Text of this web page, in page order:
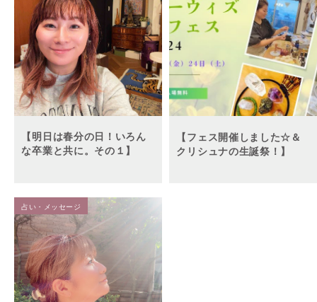
【明日は春分の日！いろん
な卒業と共に。その１】
【フェス開催しました☆＆
クリシュナの生誕祭！】
占い・メッセージ